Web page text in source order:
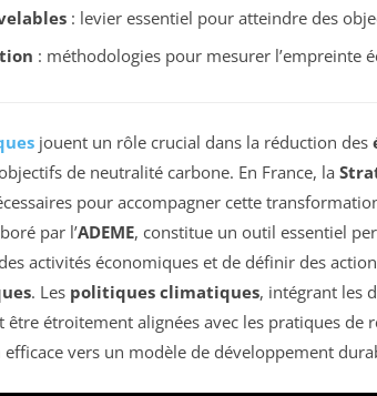
: levier essentiel pour atteindre des
: méthodologies pour mesurer l’empreinte
jouent un rôle crucial dans la réduction des
de neutralité carbone. En France, la
pour accompagner cette
par l’ADEME, constitue un outil essentiel
des activités économiques et de définir des
. Les politiques climatiques, intégrant les
être étroitement alignées avec les pratiques de
vers un modèle de développement